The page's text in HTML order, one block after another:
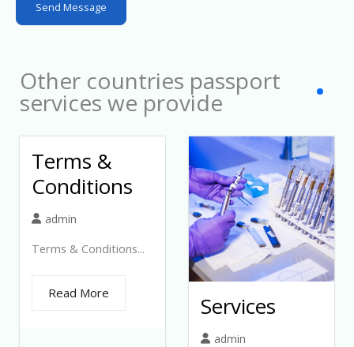
e
e
d
Send Message
Other countries passport
services we provide
Terms &
Conditions
admin
Terms & Conditions...
Read More Services
admin